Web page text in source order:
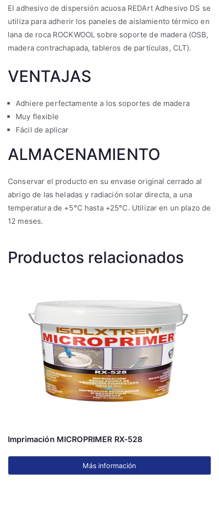
El adhesivo de dispersión acuosa REDArt Adhesivo DS se
utiliza para adherir los paneles de aislamiento térmico en
lana de roca ROCKWOOL sobre soporte de madera (OSB,
madera contrachapada, tableros de partículas, CLT).
VENTAJAS
Adhiere perfectamente a los soportes de madera
Muy flexible
Fácil de aplicar
ALMACENAMIENTO
Conservar el producto en su envase original cerrado al
abrigo de las heladas y radiación solar directa, a una
temperatura de +5°C hasta +25°C. Utilizar en un plazo de
12 meses.
Productos relacionados
Imprimación MICROPRIMER RX-528
Más información